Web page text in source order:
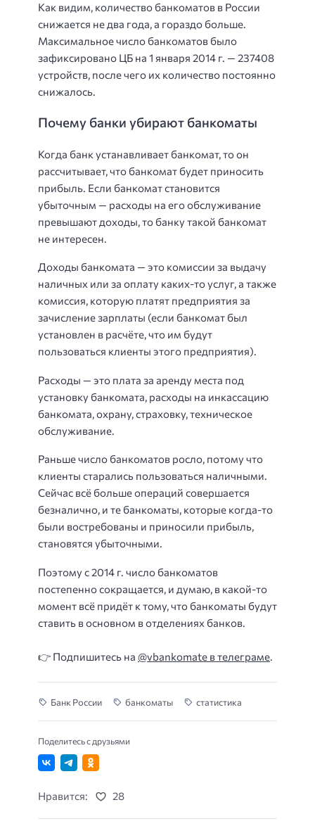
Как видим, количество банкоматов в России
снижается не два года, а гораздо больше.
Максимальное число банкоматов было
зафиксировано ЦБ на 1 января 2014 г. — 237408
устройств, после чего их количество постоянно
снижалось.
Почему банки убирают банкоматы
Когда банк устанавливает банкомат, то он
рассчитывает, что банкомат будет приносить
прибыль. Если банкомат становится
убыточным — расходы на его обслуживание
превышают доходы, то банку такой банкомат
не интересен.
Доходы банкомата — это комиссии за выдачу
наличных или за оплату каких-то услуг, а также
комиссия, которую платят предприятия за
зачисление зарплаты (если банкомат был
установлен в расчёте, что им будут
пользоваться клиенты этого предприятия).
Расходы — это плата за аренду места под
установку банкомата, расходы на инкассацию
банкомата, охрану, страховку, техническое
обслуживание.
Раньше число банкоматов росло, потому что
клиенты старались пользоваться наличными.
Сейчас всё больше операций совершается
безналично, и те банкоматы, которые когда-то
были востребованы и приносили прибыль,
становятся убыточными.
Поэтому с 2014 г. число банкоматов
постепенно сокращается, и думаю, в какой-то
момент всё придёт к тому, что банкоматы будут
ставить в основном в отделениях банков.
👉 Подпишитесь на @vbankomate в телеграме.
Банк России банкоматы статистика
Поделитесь с друзьями
Нравится: 28